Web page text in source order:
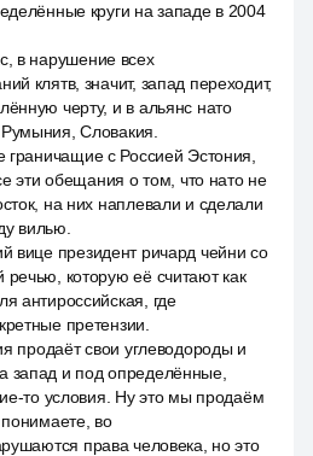
круги на западе в 2004
в нарушение всех
клятв, значит, запад переходит,
черту, и в альянс нато
Словакия.
граничащие с Россией Эстония,
эти обещания о том, что нато не
на них наплевали и сделали
вилью.
вице президент ричард чейни со
речью, которую её считают как
антироссийская, где
претензии.
продаёт свои углеводороды и
запад и под определённые,
то условия. Ну это мы продаём
во
права человека, но это